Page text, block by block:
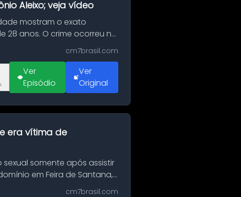
Aleixo; veja vídeo
mostram o exato
28 anos. O crime ocorreu na
cm7brasil.com
Ver
Episódio
Ver
Original
era vítima de
somente após assistir
em Feira de Santana,
cm7brasil.com